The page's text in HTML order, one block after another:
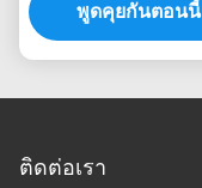
พูดคุยกันตอนนี้
ติดต่อเรา